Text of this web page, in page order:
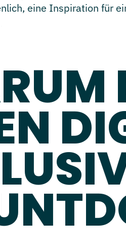
eine Inspiration für